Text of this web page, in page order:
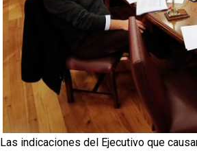
Las indicaciones del Ejecutivo que